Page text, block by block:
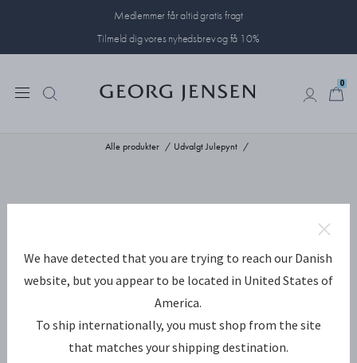
Medlemmer får altid gratis fragt
Tilmeld dig vores nyhedsbrev og få 10%
0
Alle produkter Udvalgt Julepynt
We have detected that you are trying to reach our Danish
website, but you appear to be located in United States of
America.
To ship internationally, you must shop from the site
that matches your shipping destination.